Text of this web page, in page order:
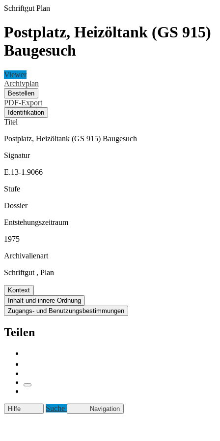
Schriftgut Plan
Postplatz, Heizöltank (GS 915)
Baugesuch
Viewer
Archivplan
Bestellen
PDF-Export
Identifikation
Titel
Postplatz, Heizöltank (GS 915) Baugesuch
Signatur
E.13-1.9066
Stufe
Dossier
Entstehungszeitraum
1975
Archivalienart
Schriftgut , Plan
Kontext
Inhalt und innere Ordnung
Zugangs- und Benutzungsbestimmungen
Teilen
Hilfe Suche Navigation